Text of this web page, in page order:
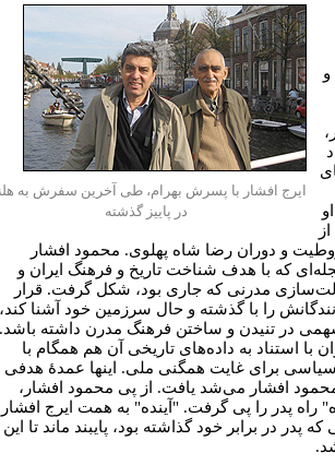
ایرج افشار با پسرش بهرام، طی آخرین سفرش به
در پاییز گذشته
و دوران رضا شاه پهلوی. محمود افشار
مجله‌ای که با هدف شناخت تاریخ و فرهنگ ایران و
مدرنی که جاری بود، شکل گرفت. قرار
را با گذشته و حال سرزمین خود آشنا کند،
سهمی در تنیدن و ساختن فرهنگ مدرن داشته باشد.
با استناد به داده‌های تاریخی آن هم همگام با
برای غایت همگنی ملی. اینها عمدۀ هدفی
محمود افشار می‌شد یافت. از پی محمود افشار،
راه پدر را پی گرفت. "آینده" به همت ایرج افشار
در برابر خود گذاشته بود، پایبند ماند تا این